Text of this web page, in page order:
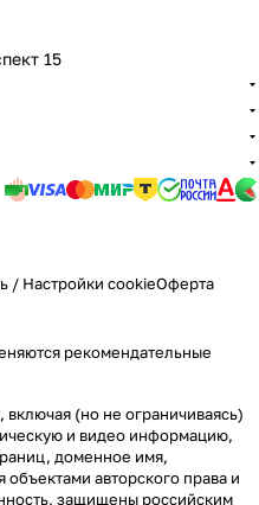
15
/ Настройки cookieОферта
рекомендательные
(но не ограничиваясь)
и видео информацию,
доменное имя,
авторского права и
защищены российским